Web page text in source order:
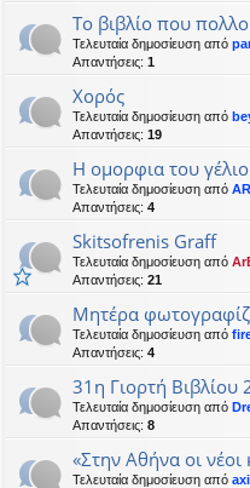
Το βιβλίο που
Τελευταία δημοσίευση από
Απαντήσεις: 1
Xορός
Τελευταία δημοσίευση από
Απαντήσεις: 19
Η ομορφια του
Τελευταία δημοσίευση από
Απαντήσεις: 4
Skitsofrenis Graff
Τελευταία δημοσίευση από
Απαντήσεις: 21
Μητέρα
Τελευταία δημοσίευση από
Απαντήσεις: 4
31η Γιορτή Βιβλίου
Τελευταία δημοσίευση από
Απαντήσεις: 8
«Στην Αθήνα οι
Τελευταία δημοσίευση από